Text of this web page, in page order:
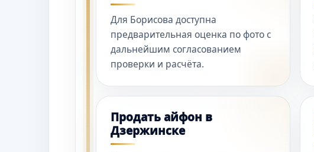
Для Борисова доступна
предварительная оценка по фото с
дальнейшим согласованием
проверки и расчёта.
Продать айфон в
Дзержинске